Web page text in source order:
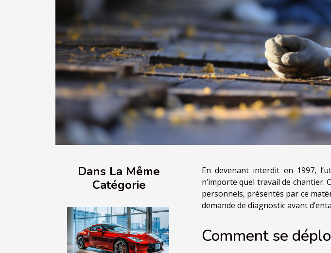
Dans La Même
Catégorie
En devenant interdit en 1997,
n’importe quel travail de chantier.
personnels, présentés par ce
demande de diagnostic avant
Comment se